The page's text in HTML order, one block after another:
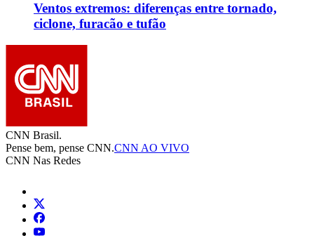
Ventos extremos: diferenças entre tornado,
ciclone, furacão e tufão
CNN Brasil.
Pense bem, pense CNN.CNN AO VIVO
CNN Nas Redes